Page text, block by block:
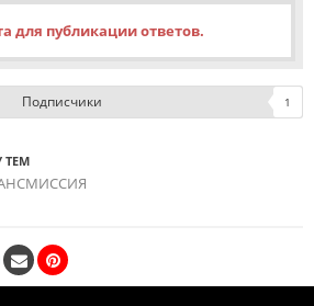
для публикации ответов.
Подписчики 1
ТЕМ